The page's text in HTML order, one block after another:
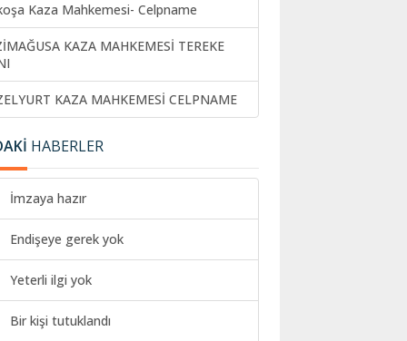
Kaza Mahkemesi- Celpname
KAZA MAHKEMESİ TEREKE
KAZA MAHKEMESİ CELPNAME
HABERLER
İmzaya hazır
Endişeye gerek yok
Yeterli ilgi yok
Bir kişi tutuklandı